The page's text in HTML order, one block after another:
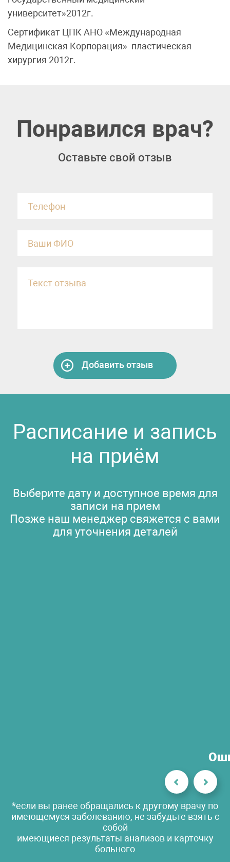
университет»2012г.
Сертификат ЦПК АНО «Международная
Медицинская Корпорация» пластическая
хирургия 2012г.
Понравился врач?
Оставьте свой отзыв
Добавить отзыв
Расписание и запись
на приём
Выберите дату и доступное время для
записи на прием
Позже наш менеджер свяжется с вами
для уточнения деталей
*если вы ранее обращались к другому врачу по
имеющемуся заболеванию, не забудьте взять с
собой
имеющиеся результаты анализов и карточку
больного